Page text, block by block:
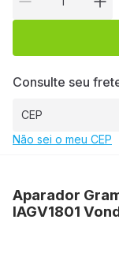
Consulte seu
Não sei o meu CEP
Aparador
IAGV1801